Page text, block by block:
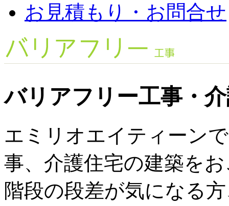
お見積もり・お問合せ
バリアフリー工事・
エミリオエイティーン
事、介護住宅の建築を
階段の段差が気になる